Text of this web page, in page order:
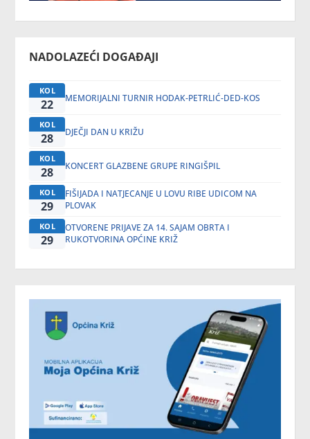
NADOLAZEĆI DOGAĐAJI
KOL
22 MEMORIJALNI TURNIR HODAK-PETRLIĆ-DED-KOS
KOL
28 DJEČJI DAN U KRIŽU
KOL
28 KONCERT GLAZBENE GRUPE RINGIŠPIL
KOL
29
FIŠIJADA I NATJECANJE U LOVU RIBE UDICOM NA
PLOVAK
KOL
29
OTVORENE PRIJAVE ZA 14. SAJAM OBRTA I
RUKOTVORINA OPĆINE KRIŽ